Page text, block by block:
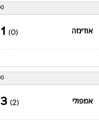
אודינזה (0)
1 : 1
אמפולי (2)
3 : 1